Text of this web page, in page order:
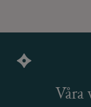
Våra